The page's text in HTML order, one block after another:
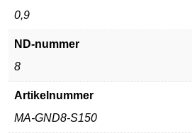
0,9
ND-nummer
8
Artikelnummer
MA-GND8-S150